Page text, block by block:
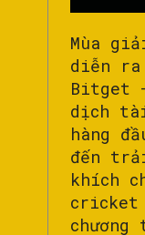
Mùa
diễn
Bitget
dịch
hàng
đến
khích
cricket
chương